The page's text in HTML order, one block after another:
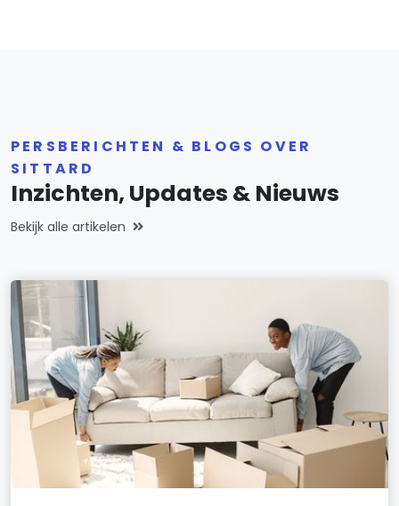
PERSBERICHTEN & BLOGS OVER
SITTARD
Inzichten, Updates & Nieuws
Bekijk alle artikelen